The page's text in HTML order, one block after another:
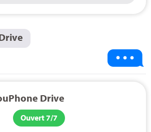
Drive
Ouvert 7/7